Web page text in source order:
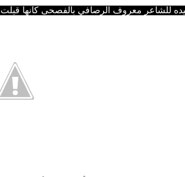
للشاعر معروف الرصافي بالفصحى كانها قيلت